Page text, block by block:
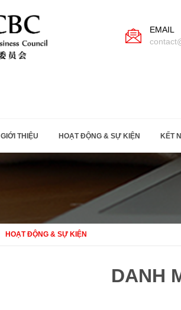
EMAIL
GIỚI THIỆU HOẠT ĐỘNG & SỰ KIỆN KẾT
HOẠT ĐỘNG & SỰ KIỆN
DANH